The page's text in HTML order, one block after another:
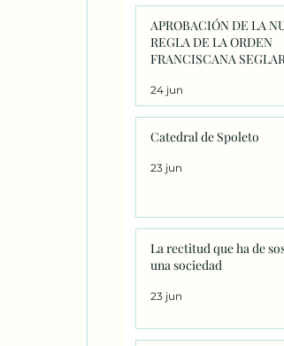
APROBACIÓN DE LA
REGLA DE LA ORDEN
FRANCISCANA
24 jun
Catedral de Spoleto
23 jun
La rectitud que ha de
una sociedad
23 jun